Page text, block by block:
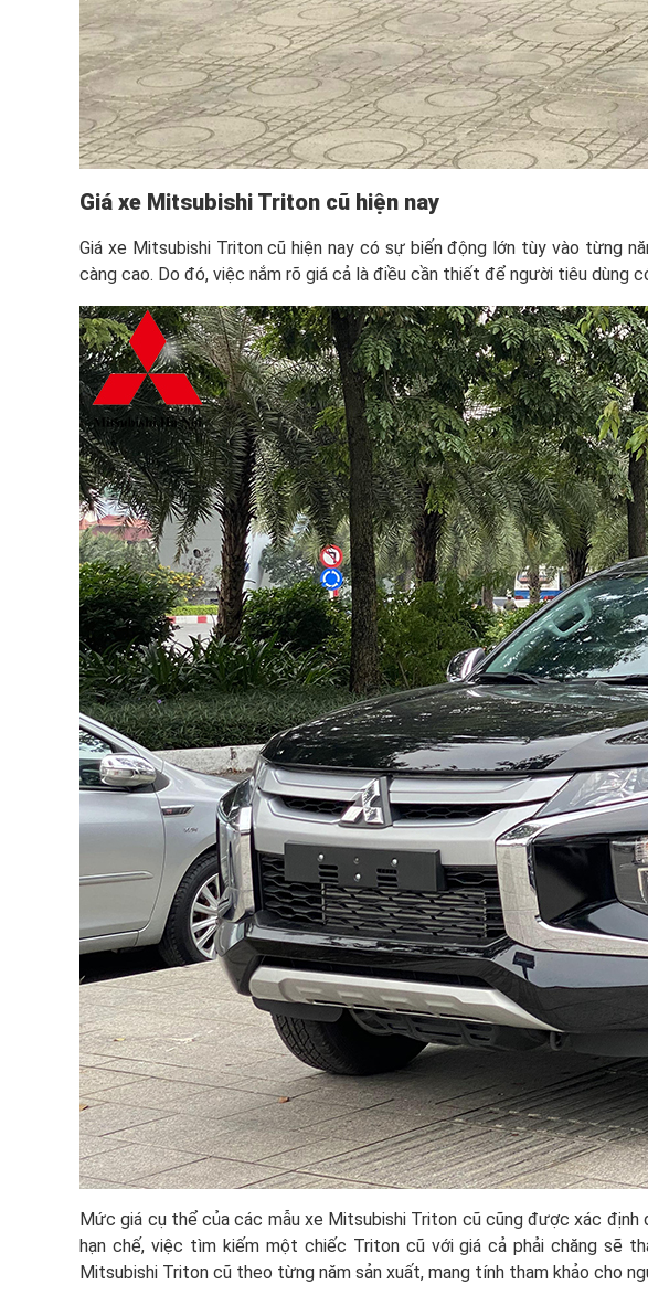
Giá xe Mitsubishi Triton cũ hiện nay
Giá xe Mitsubishi Triton cũ hiện nay có sự biến động lớn tùy vào từng
càng cao. Do đó, việc nắm rõ giá cả là điều cần thiết để người tiêu dùng
Mức giá cụ thể của các mẫu xe Mitsubishi Triton cũ cũng được xác
hạn chế, việc tìm kiếm một chiếc Triton cũ với giá cả phải chăng sẽ
Mitsubishi Triton cũ theo từng năm sản xuất, mang tính tham khảo cho